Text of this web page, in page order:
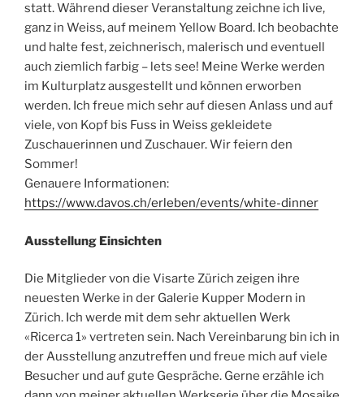
statt. Während dieser Veranstaltung zeichne ich live,
ganz in Weiss, auf meinem Yellow Board. Ich beobachte
und halte fest, zeichnerisch, malerisch und eventuell
auch ziemlich farbig – lets see! Meine Werke werden
im Kulturplatz ausgestellt und können erworben
werden. Ich freue mich sehr auf diesen Anlass und auf
viele, von Kopf bis Fuss in Weiss gekleidete
Zuschauerinnen und Zuschauer. Wir feiern den
Sommer!
Genauere Informationen:
https://www.davos.ch/erleben/events/white-dinner
Ausstellung Einsichten
Die Mitglieder von die Visarte Zürich zeigen ihre
neuesten Werke in der Galerie Kupper Modern in
Zürich. Ich werde mit dem sehr aktuellen Werk
«Ricerca 1» vertreten sein. Nach Vereinbarung bin ich in
der Ausstellung anzutreffen und freue mich auf viele
Besucher und auf gute Gespräche. Gerne erzähle ich